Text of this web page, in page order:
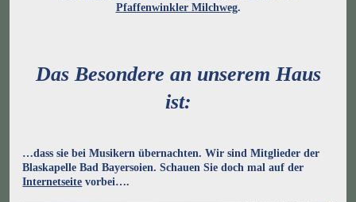
Pfaffenwinkler Milchweg.
Das Besondere an unserem Haus
ist:
…dass sie bei Musikern übernachten. Wir sind Mitglieder der
Blaskapelle Bad Bayersoien. Schauen Sie doch mal auf der
Internetseite vorbei….